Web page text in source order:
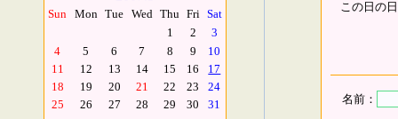
Sun Mon Tue Wed Thu Fri Sat
1
2
3
4
5 6 7 8 9
10
11
12 13 14 15 16
17
18
19 20 21 22 23
24
25
26 27 28 29 30 31
この日の
名前：